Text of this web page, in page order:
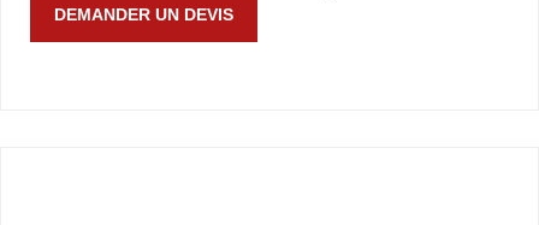
DEMANDER UN DEVIS